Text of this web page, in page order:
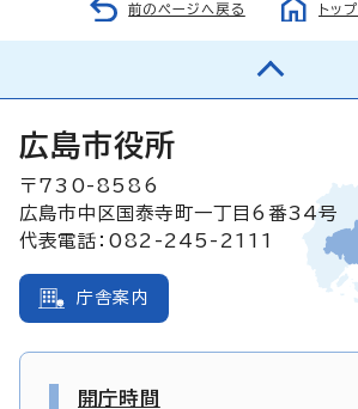
前のページへ戻る トッ
広島市役所
〒730-8586
広島市中区国泰寺町一丁目6番34号
代表電話：082-245-2111
庁舎案内
開庁時間